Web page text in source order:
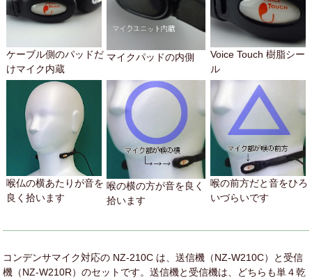
ケーブル側のパッドだ
けマイク内蔵
マイクパッドの内側
Voice Touch 樹脂シー
ル
喉仏の横あたりが音を
良く拾います
喉の横の方が音を良く
拾います
喉の前方だと音をひろ
いづらいです
コンデンサマイク対応の NZ-210C は、送信機（NZ-W210C）と受信
機（NZ-W210R）のセットです。送信機と受信機は、どちらも単４乾